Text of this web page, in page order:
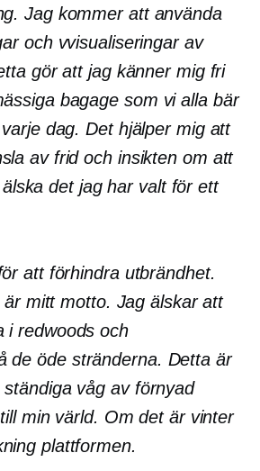
Jag kommer att använda
och vvisualiseringar av
gör att jag känner mig fri
bagage som vi alla bär
dag. Det hjälper mig att
av frid och insikten om att
det jag har valt för ett
att förhindra utbrändhet.
är mitt motto. Jag älskar att
i redwoods och
de öde stränderna. Detta är
våg av förnyad
min värld. Om det är vinter
plattformen.